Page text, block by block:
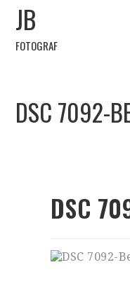
JB
FOTOGRAF
DSC 7092-
DSC